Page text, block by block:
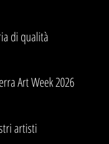
di qualità
Art Week 2026
artisti